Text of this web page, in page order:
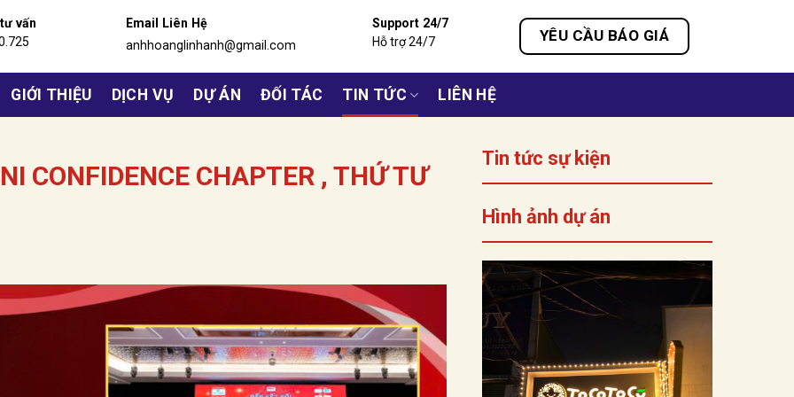
vấn
Email Liên Hệ
anhhoanglinhanh@gmail.com
Support 24/7
Hỗ trợ 24/7
YÊU CẦU BÁO GIÁ
GIỚI THIỆU DỊCH VỤ DỰ ÁN ĐỐI TÁC TIN TỨC LIÊN HỆ
CONFIDENCE CHAPTER , THỨ TƯ
Tin tức sự kiện
Hình ảnh dự án